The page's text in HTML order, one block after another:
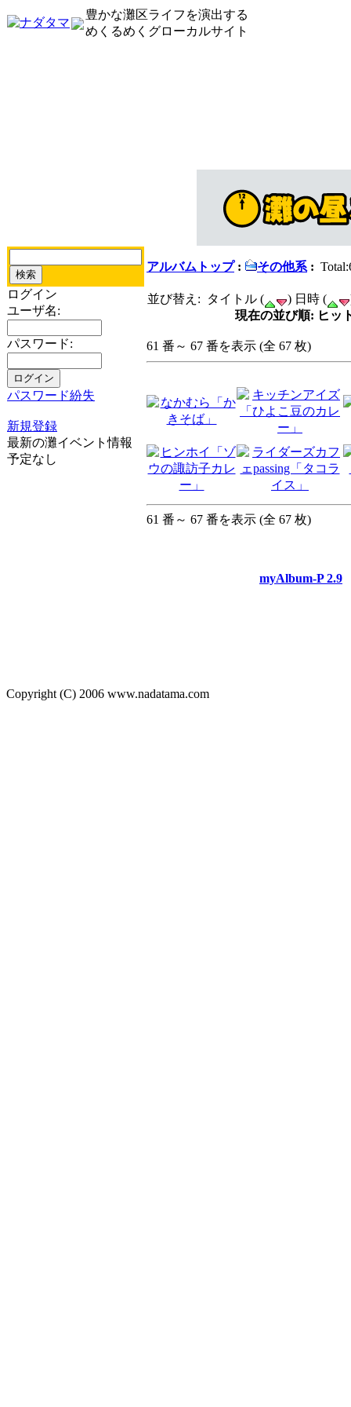
豊かな灘区ライフを演出する
めくるめくグローカルサイト
ログイン
ユーザ名:
パスワード:
パスワード紛失
新規登録
最新の灘イベント情報
予定なし
アルバムトップ: その他系 :
並び替え: タイトル ( ) 日時 (
現在の並び順: ヒッ
61 番～ 67 番を表示 (全 67 枚)
61 番～ 67 番を表示 (全 67 枚)
myAlbum-P 2.9
Copyright (C) 2006 www.nadatama.com